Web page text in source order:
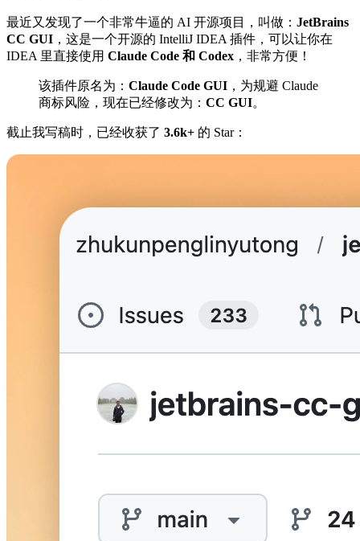
最近又发现了一个非常牛逼的 AI 开源项目，叫做： JetBrains
CC GUI ，这是一个开源的 IntelliJ IDEA 插件，可以让你在
IDEA 里直接使用 Claude Code 和 Codex ，非常方便！
该插件原名为： Claude Code GUI ，为规避 Claude
商标风险，现在已经修改为： CC GUI。
截止我写稿时，已经收获了 3.6k+ 的 Star：